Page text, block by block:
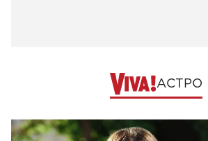
АСТРО